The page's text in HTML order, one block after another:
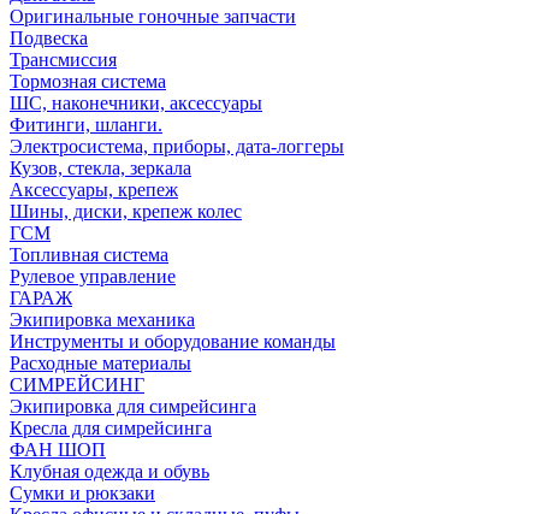
Оригинальные гоночные запчасти
Подвеска
Трансмиссия
Тормозная система
ШС, наконечники, аксессуары
Фитинги, шланги.
Электросистема, приборы, дата-логгеры
Кузов, стекла, зеркала
Аксессуары, крепеж
Шины, диски, крепеж колес
ГСМ
Топливная система
Рулевое управление
ГАРАЖ
Экипировка механика
Инструменты и оборудование команды
Расходные материалы
СИМРЕЙСИНГ
Экипировка для симрейсинга
Кресла для симрейсинга
ФАН ШОП
Клубная одежда и обувь
Сумки и рюкзаки